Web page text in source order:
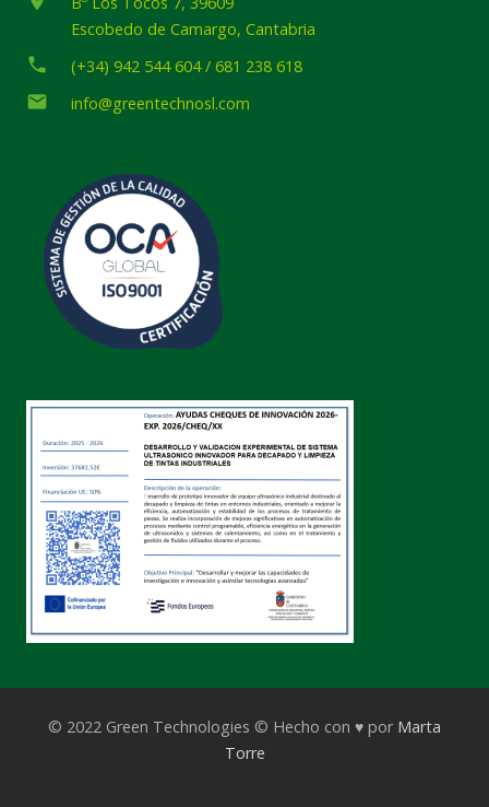
Escobedo de Camargo, Cantabria
phone (+34) 942 544 604 / 681 238 618
email info@greentechnosl.com
© 2022 Green Technologies © Hecho con ♥ por Marta
Torre